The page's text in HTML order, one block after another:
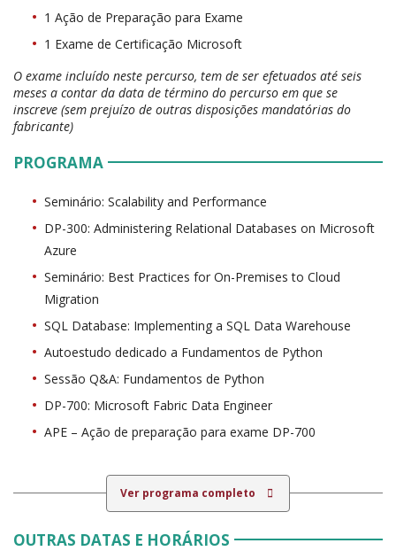
1 Ação de Preparação para Exame
1 Exame de Certificação Microsoft
O exame incluído neste percurso, tem de ser efetuados até seis
meses a contar da data de término do percurso em que se
inscreve (sem prejuízo de outras disposições mandatórias do
fabricante)
PROGRAMA
Seminário: Scalability and Performance
DP-300: Administering Relational Databases on Microsoft
Azure
Seminário: Best Practices for On-Premises to Cloud
Migration
SQL Database: Implementing a SQL Data Warehouse
Autoestudo dedicado a Fundamentos de Python
Sessão Q&A: Fundamentos de Python
DP-700: Microsoft Fabric Data Engineer
APE – Ação de preparação para exame DP-700
Ver programa completo
OUTRAS DATAS E HORÁRIOS